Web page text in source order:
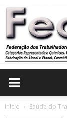
Início Saúde do